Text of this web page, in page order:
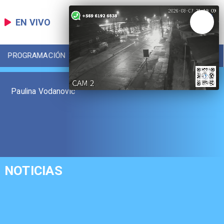
EN VIVO
PROGRAMACIÓN LOCAL DEPORTES
Paulina Vodanovic
NOTICIAS